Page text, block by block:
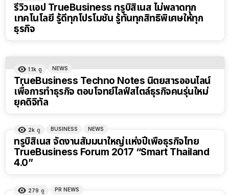
รีวิวแอป TrueBusiness ทรูบิสิเนส ไม่พลาดทุก
เทคโนโลยี รู้ดีทุกโปรโมชัน รู้ทันทุกสิทธิพิเศษให้ทุก
ธุรกิจ
1.1k ดู NEWS
TrueBusiness Techno Notes นิตยสารออนไลน์
เพื่อการทำธุรกิจ ตอบโจทย์ไลฟ์สไตล์ธุรกิจคนรุ่นใหม่
ยุคดิจิทัล
2k ดู BUSINESS NEWS
ทรูบิสิเนส จัดงานสัมมนาใหญ่แห่งปีเพื่อธุรกิจไทย
TrueBusiness Forum 2017 “Smart Thailand
4.0”
279 ดู PR NEWS